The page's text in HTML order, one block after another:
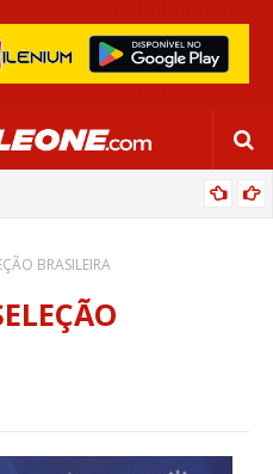
BRASILEIRA